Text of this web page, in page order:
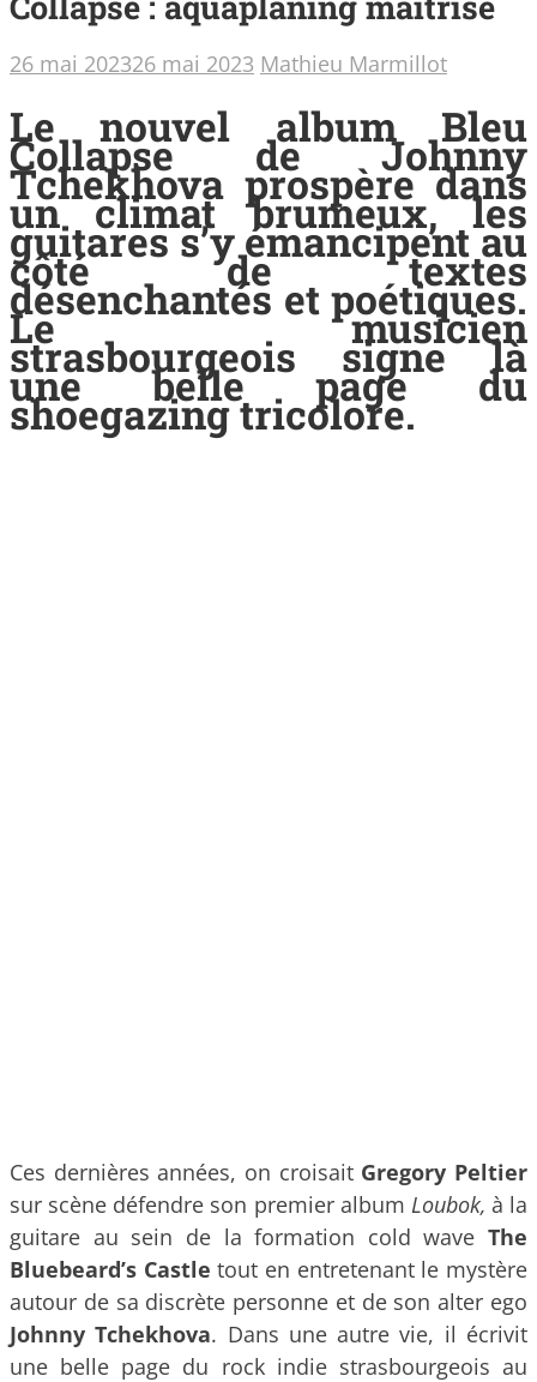
26 mai 202326 mai 2023 Mathieu Marmillot
Le nouvel album Bleu
Collapse de Johnny
Tchekhova prospère dans
un climat brumeux, les
guitares s’y émancipent au
côté de textes
désenchantés et poétiques.
Le musicien
strasbourgeois signe là
une belle page du
shoegazing tricolore.
Ces dernières années, on croisait Gregory Peltier
sur scène défendre son premier album Loubok, à la
guitare au sein de la formation cold wave The
Bluebeard’s Castle tout en entretenant le mystère
autour de sa discrète personne et de son alter ego
Johnny Tchekhova. Dans une autre vie, il écrivit
une belle page du rock indie strasbourgeois au